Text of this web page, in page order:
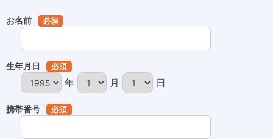
お名前 必須
生年月日 必須
年 月 日
携帯番号 必須